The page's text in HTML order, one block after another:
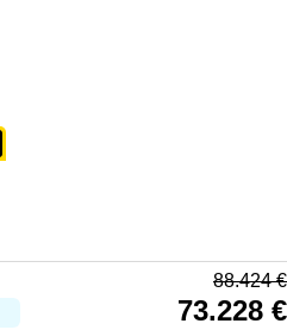
88.424€
73.228 €